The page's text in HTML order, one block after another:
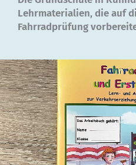
Lehrmaterialien, die auf
Fahrradprüfung